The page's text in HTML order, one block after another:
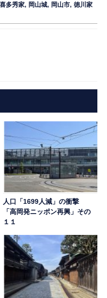
多秀家, 岡山城, 岡山市,徳川家
人口「1699人減」の衝撃
「高岡発ニッポン再興」その
１１